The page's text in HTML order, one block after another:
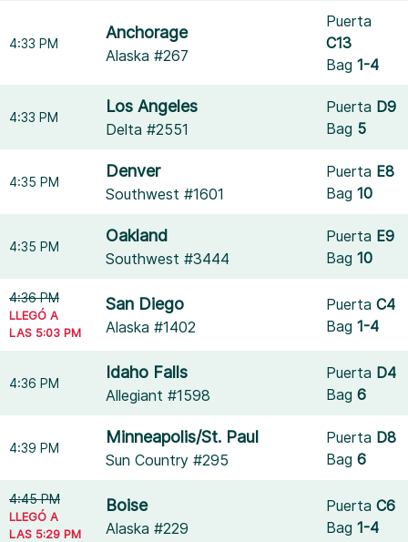
4:33 PM
Anchorage
Alaska #267
Puerta
C13
Bag1-4
4:33 PM
Los Angeles
Delta #2551
Puerta D9
Bag 5
4:35 PM
Denver
Southwest #1601
Puerta E8
Bag10
4:35 PM
Oakland
Southwest #3444
Puerta E9
Bag10
4:36 PM
LLEGÓ A
LAS 5:03 PM
San Diego
Alaska #1402
PuertaC4
Bag1-4
4:36 PM
Idaho Falls
Allegiant #1598
Puerta D4
Bag6
4:39 PM
Minneapolis/St. Paul
Sun Country #295
Puerta D8
Bag6
4:45 PM
LLEGÓ A
LAS 5:29 PM
Boise
Alaska #229
PuertaC6
Bag1-4